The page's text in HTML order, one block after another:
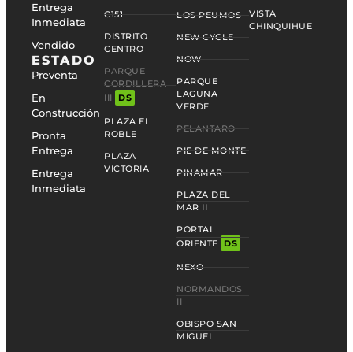
Entrega
Inmediata
Vendido
ESTADO
Preventa
En
Construcción
Pronta
Entrega
Entrega
Inmediata
C151
DISTRITO
CENTRO
PARQUE
CORDILLERA
III
DS
PLAZA EL
ROBLE
PLAZA
VICTORIA
LOS PEUMOS
NEW CYCLE
NOW
PARQUE
LAGUNA
VERDE
PELANTARO
PIE DE MONTE
PINAMAR
PLAZA DEL
MAR II
PORTAL
ORIENTE
DS
NEXO
NORMANDOS
II
OBISPO SAN
MIGUEL
VISTA
CHINQUIHUE